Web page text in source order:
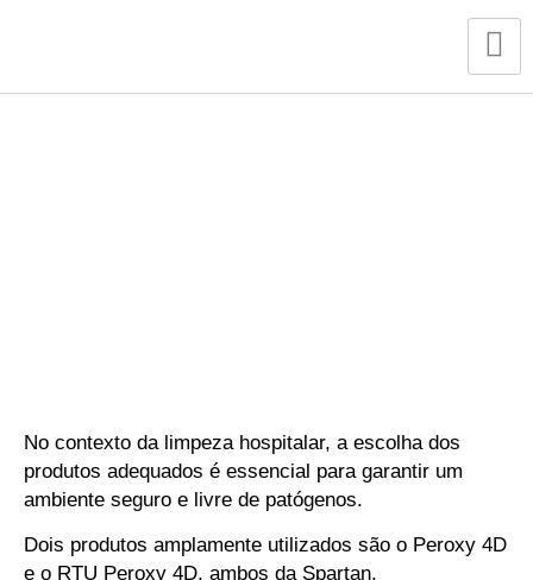
No contexto da limpeza hospitalar, a escolha dos
produtos adequados é essencial para garantir um
ambiente seguro e livre de patógenos.
Dois produtos amplamente utilizados são o Peroxy 4D
e o RTU Peroxy 4D, ambos da Spartan.